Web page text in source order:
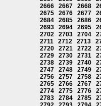
2666
2667 2668
2675
2676 2677
2684
2685 2686
2693
2694 2695
2702
2703 2704
2711
2712 2713
2720
2721 2722
2729
2730 2731
2738
2739 2740
2747
2748 2749
2756
2757 2758
2765
2766 2767
2774
2775 2776
2783
2784 2785